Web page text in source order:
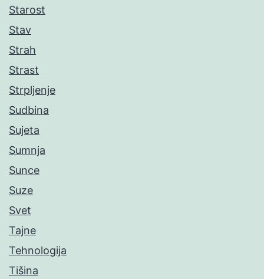
Starost
Stav
Strah
Strast
Strpljenje
Sudbina
Sujeta
Sumnja
Sunce
Suze
Svet
Tajne
Tehnologija
Tišina